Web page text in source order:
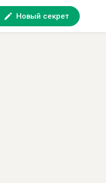
Новый секрет